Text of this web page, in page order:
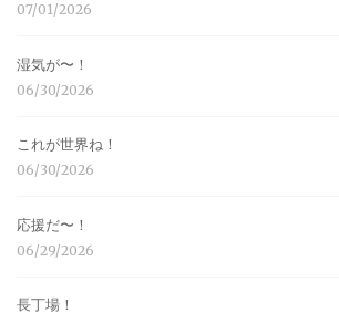
07/01/2026
湿気が〜！
06/30/2026
これが世界ね！
06/30/2026
応援だ〜！
06/29/2026
長丁場！